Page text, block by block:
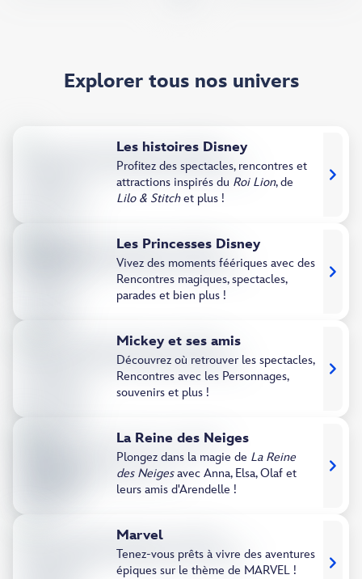
Explorer tous nos univers
Les histoires Disney​
Profitez des spectacles, rencontres et
attractions inspirés du Roi Lion, de
Lilo & Stitchet plus !
Les Princesses Disney
Vivez des moments féériques avec des
Rencontres magiques, spectacles,
parades et bien plus !
Mickey et ses amis
Découvrez où retrouver les spectacles,
Rencontres avec les Personnages,
souvenirs et plus !
La Reine des Neiges
Plongez dans la magie de La Reine
des Neigesavec Anna, Elsa, Olaf et
leurs amis d'Arendelle !
Marvel
Tenez-vous prêts à vivre des aventures
épiques sur le thème de MARVEL !